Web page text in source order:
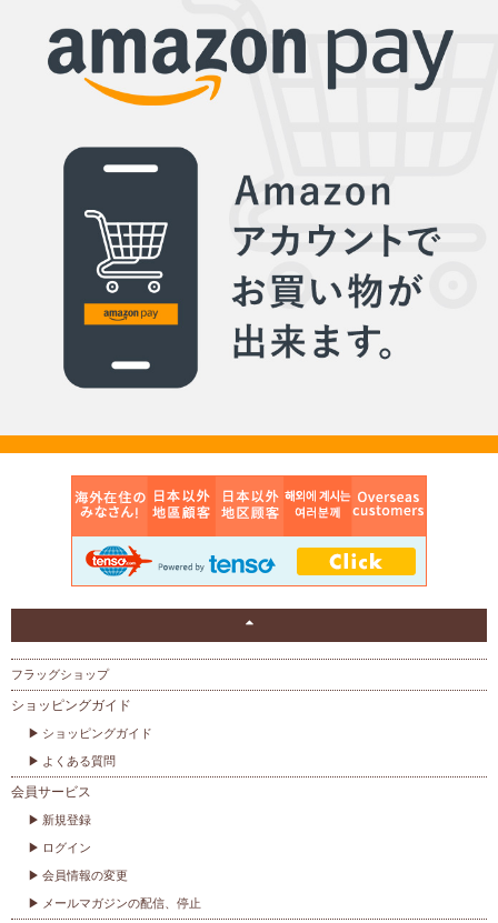
フラッグショップ
ショッピングガイド
ショッピングガイド
よくある質問
会員サービス
新規登録
ログイン
会員情報の変更
メールマガジンの配信、停止